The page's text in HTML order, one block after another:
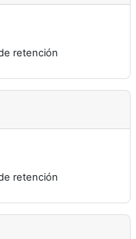
retención
retención